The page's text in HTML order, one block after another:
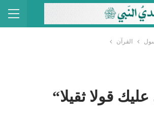
القرآن
قولا ثقيلا“